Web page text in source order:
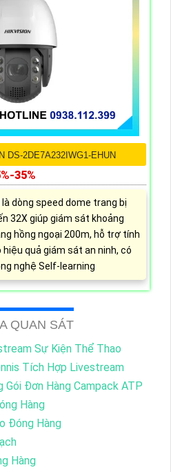
DS-2DE7A232IWG1-EHUN
35%
là dòng speed dome trang bị
32X giúp giám sát khoảng
hồng ngoại 200m, hỗ trợ tính
quả giám sát an ninh, có
nghệ Self-learning
QUAN SÁT
Sự Kiện Thể Thao
Tích Hợp Livestream
Đơn Hàng Campack ATP
Hàng
Đóng Hàng
Hàng